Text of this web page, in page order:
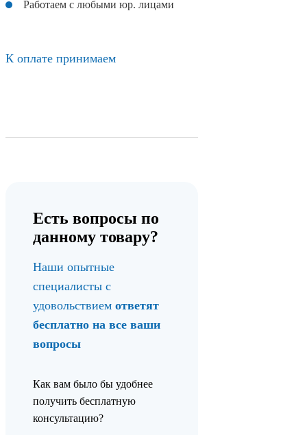
Работаем с любыми юр. лицами
К оплате принимаем
Есть вопросы по
данному товару?
Наши опытные
специалисты с
удовольствием ответят
бесплатно на все ваши
вопросы
Как вам было бы удобнее
получить бесплатную
консультацию?